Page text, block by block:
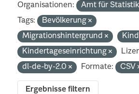
Organisationen:
Amt für
Tags:
Bevölkerung
Migrationshintergrund
Kindertageseinrichtung
dl-de-by-2.0
Formate: CSV
Ergebnisse filtern